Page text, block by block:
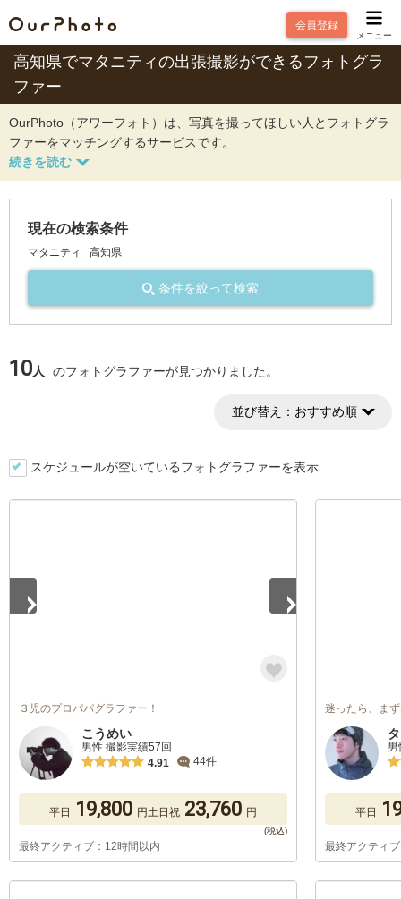
会員登録
メニュー
高知県でマタニティの出張撮影ができるフォトグラ
ファー
OurPhoto（アワーフォト）は、写真を撮ってほしい人とフォトグラ
ファーをマッチングするサービスです。
現在の検索条件
マタニティ 高知県
条件を絞って検索
10人 のフォトグラファーが見つかりました。
並び替え： おすすめ順
スケジュールが空いているフォトグラファーを表示
３児のプロパパグラファー！
こうめい
男性 撮影実績57回
4.91
44件
平日 19,800 円土日祝 23,760 円
最終アクティブ：12時間以内
迷ったら、ま
平日
最終アクティ